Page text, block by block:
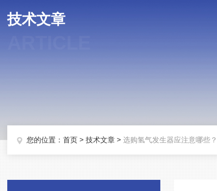
技术文章
您的位置： 首页 > 技术文章 > 选购氢气发生器应注意哪些？